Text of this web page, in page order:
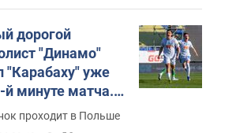
дорогой
"Динамо"
"Карабаху" уже
й минуте матча.
проходит в Польше